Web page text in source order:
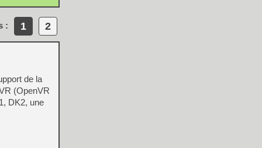
: 1 2
de la
(OpenVR
DK2, une